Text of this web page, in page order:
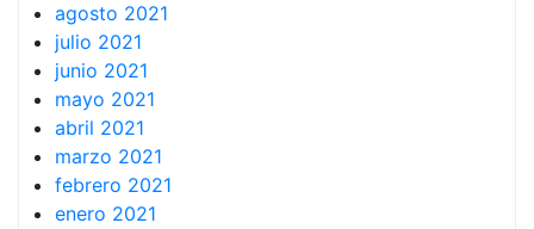
agosto 2021
julio 2021
junio 2021
mayo 2021
abril 2021
marzo 2021
febrero 2021
enero 2021